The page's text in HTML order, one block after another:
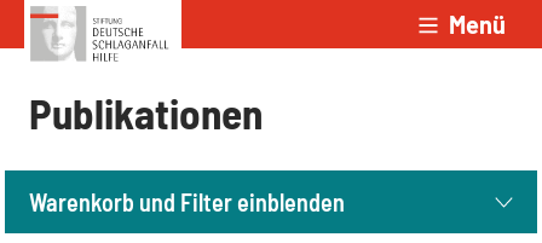
Zum Inhalt springen Menü
Publikationen
Warenkorb und Filter einblenden